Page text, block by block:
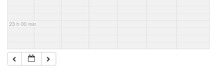
23 h 00 min